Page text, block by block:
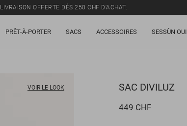
LIVRAISON OFFERTE DÈS 250 CHF D'ACHAT.
PRÊT-À-PORTER SACS ACCESSOIRES SESSÙN OUI
VOIR LE LOOK SAC DIVILUZ
449 CHF